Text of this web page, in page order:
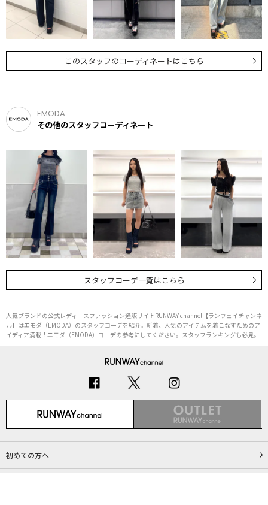
このスタッフのコーディネートはこちら
EMODA
その他のスタッフコーディネート
スタッフコーデ一覧はこちら
人気ブランドの公式レディースファッション通販サイトRUNWAY channel【ランウェイチャンネ
ル】はエモダ（EMODA）のスタッフコーデを紹介。新着、人気のアイテムを着こなすためのア
イディア満載！エモダ（EMODA）コーデの参考にしてください。スタッフランキングも必見。
初めての方へ